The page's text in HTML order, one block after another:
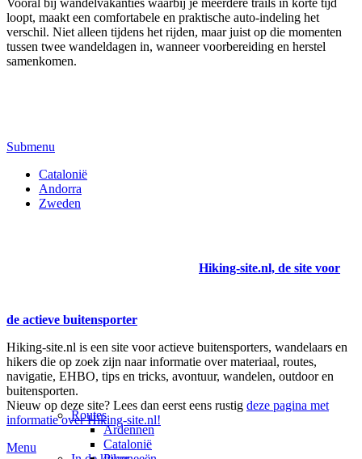
loopt, maakt een comfortabele en praktische auto-indeling het
verschil. Niet alleen tijdens het rijden, maar juist op die momenten
tussen twee wandeldagen in, wanneer voorbereiding en herstel
samenkomen.
Submenu
Catalonië
Andorra
Zweden
Hiking-site.nl, de site voor
de actieve buitensporter
Hiking-site.nl is een site voor actieve buitensporters, wandelaars en
hikers die op zoek zijn naar informatie over materiaal, routes,
navigatie, EHBO, tips en tricks, avontuur, wandelen, outdoor en
buitensporten.
Nieuw op deze site? Lees dan eerst eens rustig deze pagina met
informatie over Hiking-site.nl!
Menu
Routes
Ardennen
Catalonië